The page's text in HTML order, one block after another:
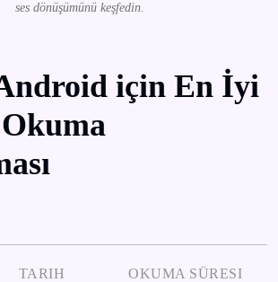
ses dönüşümünü keşfedin.
için En İyi
TARIH OKUMA SÜRESI